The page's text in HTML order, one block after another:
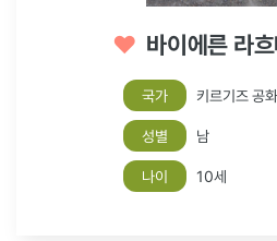
♥ 바이에른 라
국가 키르기즈 공
성별 남
나이 10세